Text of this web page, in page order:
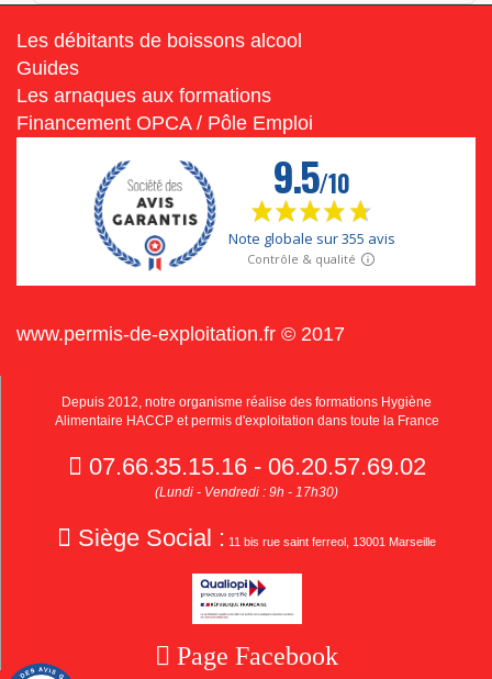
Les débitants de boissons alcool
Guides
Les arnaques aux formations
Financement OPCA / Pôle Emploi
www.permis-de-exploitation.fr © 2017
Depuis 2012, notre organisme réalise des formations Hygiène
Alimentaire HACCP et permis d'exploitation dans toute la France
07.66.35.15.16 - 06.20.57.69.02
(Lundi - Vendredi : 9h - 17h30)
Siège Social : 11 bis rue saint ferreol, 13001 Marseille
Page Facebook